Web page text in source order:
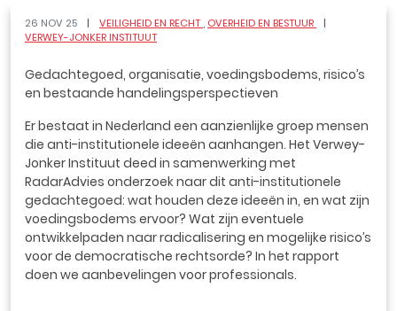
26 NOV 25 VEILIGHEID EN RECHT OVERHEID EN BESTUUR
VERWEY-JONKER INSTITUUT
Gedachtegoed, organisatie, voedingsbodems, risico’s
en bestaande handelingsperspectieven
Er bestaat in Nederland een aanzienlijke groep mensen
die anti-institutionele ideeën aanhangen. Het Verwey-
Jonker Instituut deed in samenwerking met
RadarAdvies onderzoek naar dit anti-institutionele
gedachtegoed: wat houden deze ideeën in, en wat zijn
voedingsbodems ervoor? Wat zijn eventuele
ontwikkelpaden naar radicalisering en mogelijke risico’s
voor de democratische rechtsorde? In het rapport
doen we aanbevelingen voor professionals.